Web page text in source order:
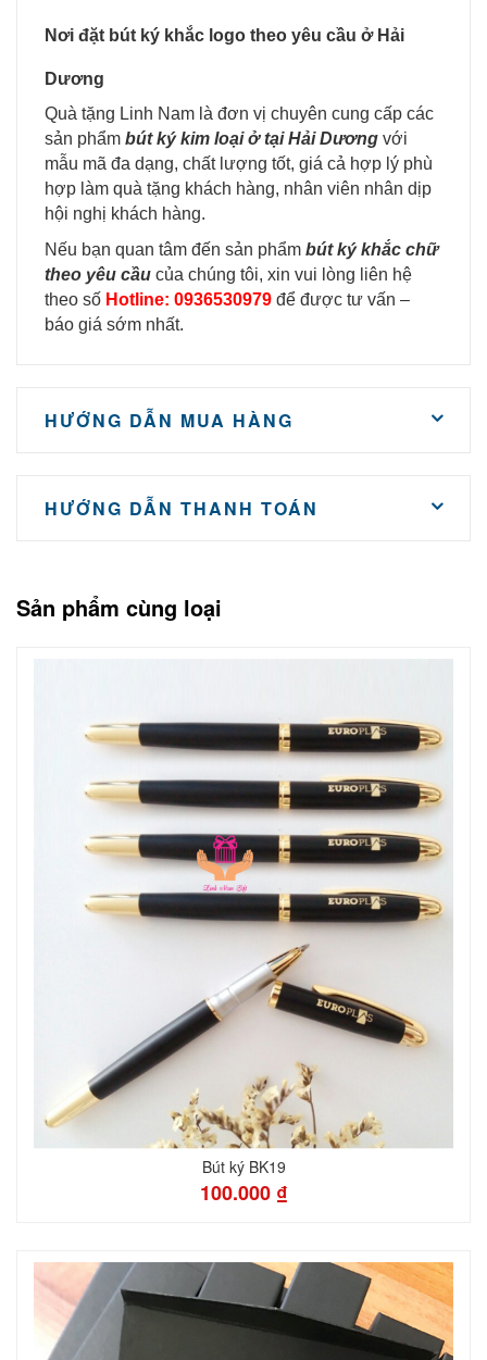
Nơi đặt bút ký khắc logo theo yêu cầu ở Hải
Dương
Quà tặng Linh Nam là đơn vị chuyên cung cấp các
sản phẩm bút ký kim loại ở tại Hải Dương với
mẫu mã đa dạng, chất lượng tốt, giá cả hợp lý phù
hợp làm quà tặng khách hàng, nhân viên nhân dịp
hội nghị khách hàng.
Nếu bạn quan tâm đến sản phẩm bút ký khắc chữ
theo yêu cầu của chúng tôi, xin vui lòng liên hệ
theo số Hotline: 0936530979 để được tư vấn –
báo giá sớm nhất.
HƯỚNG DẪN MUA HÀNG
HƯỚNG DẪN THANH TOÁN
Sản phẩm cùng loại
Bút ký BK19
100.000 ₫